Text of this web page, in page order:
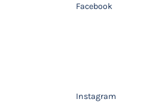
Facebook
Instagram